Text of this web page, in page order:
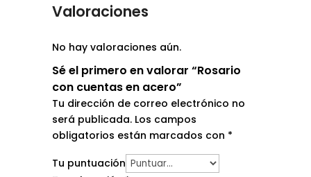
Valoraciones
No hay valoraciones aún.
Sé el primero en valorar “Rosario
con cuentas en acero”
Tu dirección de correo electrónico no
será publicada. Los campos
obligatorios están marcados con *
Tu puntuación